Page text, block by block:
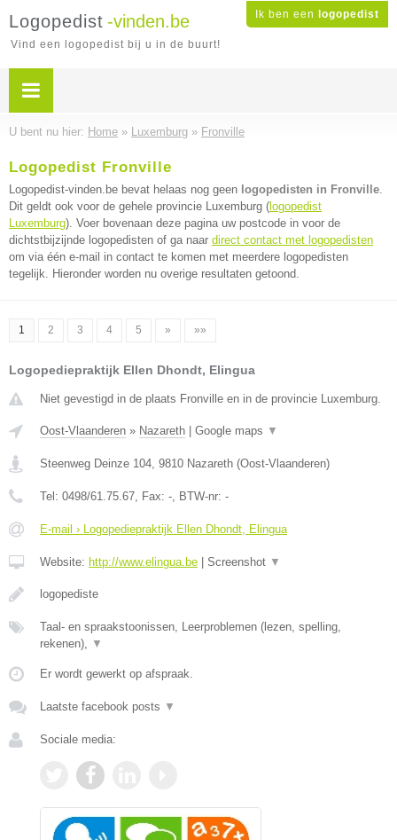
Ik ben een logopedist
Logopedist -vinden.be
Vind een logopedist bij u in de buurt!
U bent nu hier: Home » Luxemburg » Fronville
Logopedist Fronville
Logopedist-vinden.be bevat helaas nog geen logopedisten in Fronville.
Dit geldt ook voor de gehele provincie Luxemburg ( logopedist
Luxemburg). Voer bovenaan deze pagina uw postcode in voor de
dichtstbijzijnde logopedisten of ga naar direct contact met logopedisten
om via één e-mail in contact te komen met meerdere logopedisten
tegelijk. Hieronder worden nu overige resultaten getoond.
1 2 3 4 5 » »»
Logopediepraktijk Ellen Dhondt, Elingua
Niet gevestigd in de plaats Fronville en in de provincie Luxemburg.
Oost-Vlaanderen » Nazareth Google maps ▼
Steenweg Deinze 104, 9810 Nazareth (Oost-Vlaanderen)
Tel: 0498/61.75.67, Fax: -, BTW-nr: -
E-mail › Logopediepraktijk Ellen Dhondt, Elingua
Website: http://www.elingua.be Screenshot ▼
logopediste
Taal- en spraakstoonissen, Leerproblemen (lezen, spelling,
rekenen), ▼
Er wordt gewerkt op afspraak.
Laatste facebook posts ▼
Sociale media: